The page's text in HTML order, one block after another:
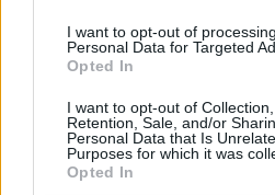
I want to opt-out of
Personal Data for Targeted
Opted In
I want to opt-out of Collection,
Retention, Sale, and/or
Personal Data that Is
Purposes for which it was
Opted In
Ποιος είναι ο
τρόπος να
σου;